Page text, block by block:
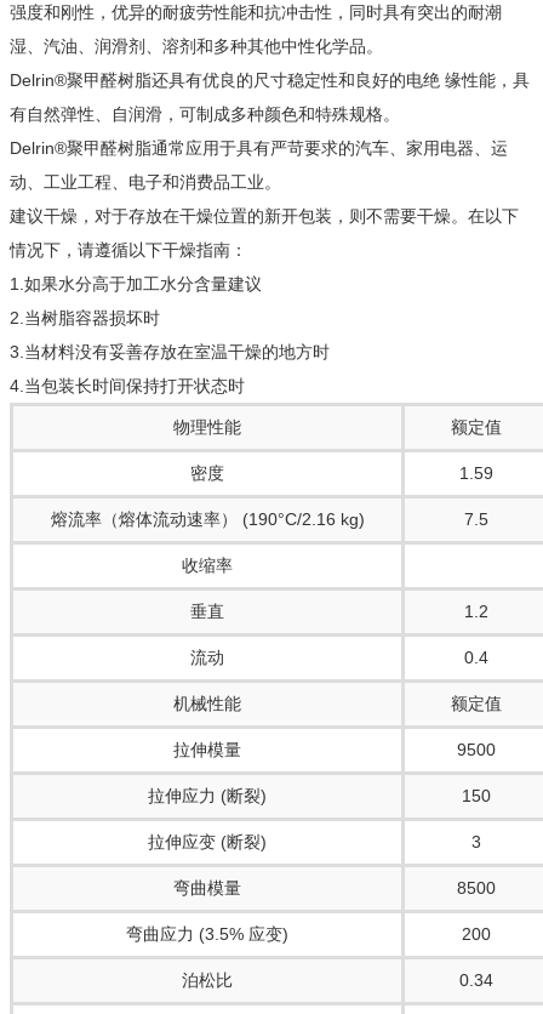
强度和刚性，优异的耐疲劳性能和抗冲击性，同时具有突出的耐潮
湿、汽油、润滑剂、溶剂和多种其他中性化学品。
Delrin®聚甲醛树脂还具有优良的尺寸稳定性和良好的电绝 缘性能，具
有自然弹性、自润滑，可制成多种颜色和特殊规格。
Delrin®聚甲醛树脂通常应用于具有严苛要求的汽车、家用电器、运
动、工业工程、电子和消费品工业。
建议干燥，对于存放在干燥位置的新开包装，则不需要干燥。在以下
情况下，请遵循以下干燥指南：
1.如果水分高于加工水分含量建议
2.当树脂容器损坏时
3.当材料没有妥善存放在室温干燥的地方时
4.当包装长时间保持打开状态时
物理性能 额定值
密度 1.59
熔流率（熔体流动速率） (190°C/2.16 kg) 7.5
收缩率
垂直 1.2
流动 0.4
机械性能 额定值
拉伸模量 9500
拉伸应力 (断裂) 150
拉伸应变 (断裂) 3
弯曲模量 8500
弯曲应力 (3.5% 应变) 200
泊松比 0.34